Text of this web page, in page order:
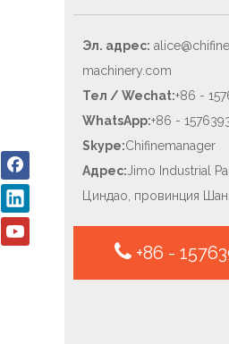
Эл. адрес:
machinery.com
Тел / Wechat:+86 -
WhatsApp:+86 -
Skype:Chifinemanager
Адрес: Jimo Industrial
Циндао, провинция
+86 -